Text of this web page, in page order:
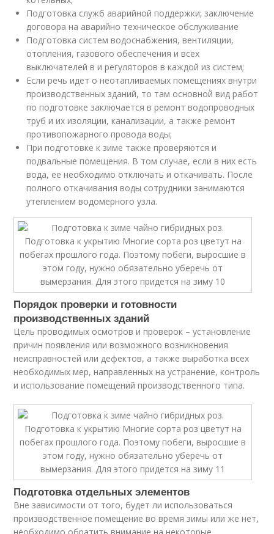
Подготовка служб аварийной поддержки; заключение
договора на аварийно техническое обслуживание
Подготовка систем водоснабжения, вентиляции,
отопления, газового обеспечения и всех
выключателей в и регуляторов в каждой из систем;
Если речь идет о неотапливаемых помещениях внутри
производственных зданий, то там основной вид работ
по подготовке заключается в ремонт водопроводных
труб и их изоляции, канализации, а также ремонт
противопожарного провода воды;
При подготовке к зиме также проверяются и
подвальные помещения. В том случае, если в них есть
вода, ее необходимо отключать и откачивать. После
полного откачивания воды сотрудники занимаются
утеплением водомерного узла.
Порядок проверки и готовности
производственных зданий
Цель проводимых осмотров и проверок – установление
причин появления или возможного возникновения
неисправностей или дефектов, а также выработка всех
необходимых мер, направленных на устранение, контроль
и использование помещений производственного типа.
Подготовка отдельных элементов
Вне зависимости от того, будет ли использоваться
производственное помещение во время зимы или же нет,